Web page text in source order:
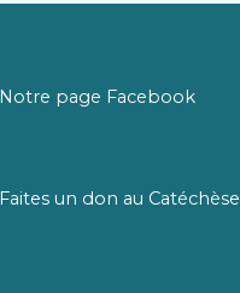
Notre page Facebook
Faites un don au Catéchèse